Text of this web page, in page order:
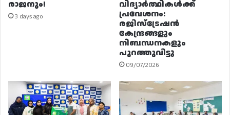
രാജനും!
3 days ago
വിദ്യാർത്ഥികൾക്ക്
പ്രവേശനം:
രജിസ്ട്രേഷൻ
കേന്ദ്രങ്ങളും
നിബന്ധനകളും
പുറത്തുവിട്ടു
09/07/2026